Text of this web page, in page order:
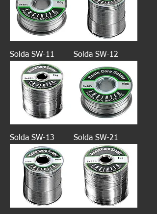
Solda SW-11 Solda SW-12
Solda SW-13 Solda SW-21